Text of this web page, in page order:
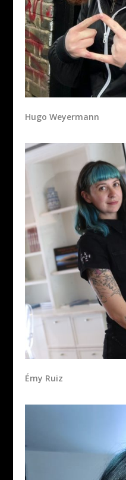
Hugo Weyermann
Émy Ruiz